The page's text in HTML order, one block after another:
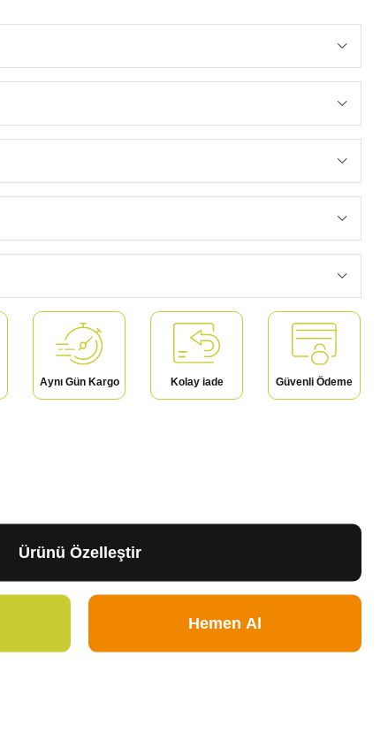
Ürünü Özelleştir
Aynı Gün Kargo Kolay iade Güvenli Ödeme